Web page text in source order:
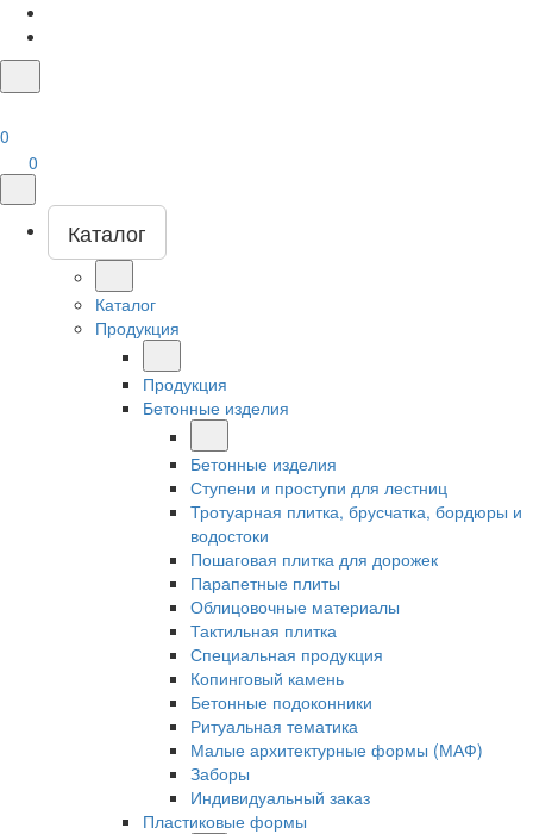
0
0
Каталог
Каталог
Продукция
Продукция
Бетонные изделия
Бетонные изделия
Ступени и проступи для лестниц
Тротуарная плитка, брусчатка, бордюры и
водостоки
Пошаговая плитка для дорожек
Парапетные плиты
Облицовочные материалы
Тактильная плитка
Специальная продукция
Копинговый камень
Бетонные подоконники
Ритуальная тематика
Малые архитектурные формы (МАФ)
Заборы
Индивидуальный заказ
Пластиковые формы